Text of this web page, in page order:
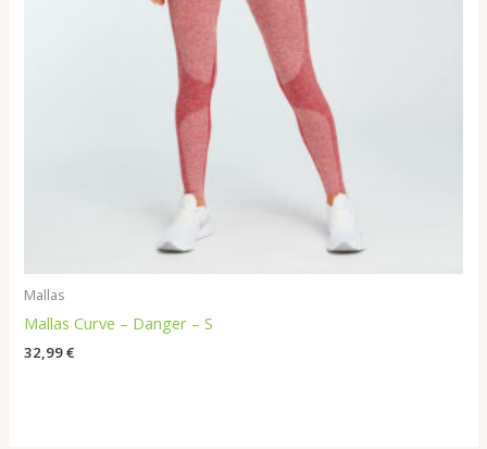
Mallas
Mallas Curve – Danger – S
32,99€